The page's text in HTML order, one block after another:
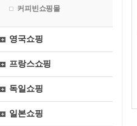
커피빈쇼핑몰
영국쇼핑
프랑스쇼핑
독일쇼핑
일본쇼핑